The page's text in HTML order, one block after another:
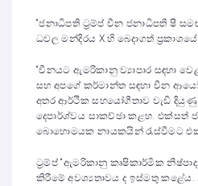
“ජනාධිපති ට්‍රම්ප් චීන ජනාධිපති ෂී
ධවල මන්දිරය X හි බෙදාගත් ප්‍රකාශයේ
“චීනයට ඇමරිකානු ව්‍යාපාර සඳහා
සහ අපගේ කර්මාන්ත සඳහා චීන
අතර ආර්ථික සහයෝගීතාව වැඩි දියුණු
දෙපාර්ශ්වය සාකච්ඡා කළහ. එක්සත්
බොහොමයක නායකයින් රැස්වීමට එක්
ට්‍රම්ප් “ඇමරිකානු කෘෂිකාර්මික
කිරීමේ අවශ්‍යතාවය ද ඉස්මතු කළේය.